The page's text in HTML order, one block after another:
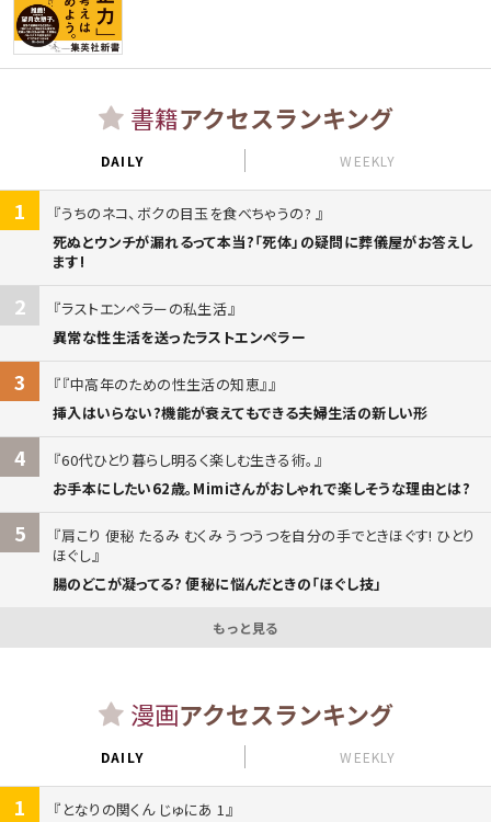
書籍アクセスランキング
DAILY WEEKLY
1
うちのネコ、ボクの目玉を食べちゃうの?
死ぬとウンチが漏れるって本当?「死体」の疑問に葬儀屋がお答えし
ます!
2
ラストエンペラーの私生活
異常な性生活を送ったラストエンペラー
3
『中高年のための性生活の知恵』
挿入はいらない?機能が衰えてもできる夫婦生活の新しい形
4
60代ひとり暮らし明るく楽しむ生きる術。
お手本にしたい62歳。Mimiさんがおしゃれで楽しそうな理由とは?
5
肩こり 便秘 たるみ むくみ うつうつを自分の手でときほぐす! ひとり
ほぐし
腸のどこが凝ってる? 便秘に悩んだときの「ほぐし技」
もっと見る
漫画アクセスランキング
DAILY WEEKLY
1
となりの関くん じゅにあ 1